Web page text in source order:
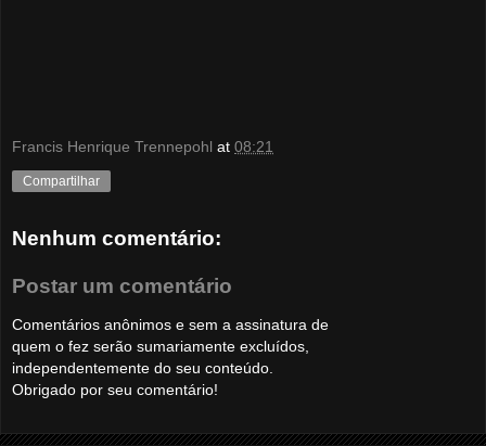
Francis Henrique Trennepohl at 08:21
Compartilhar
Nenhum comentário:
Postar um comentário
Comentários anônimos e sem a assinatura de
quem o fez serão sumariamente excluídos,
independentemente do seu conteúdo.
Obrigado por seu comentário!